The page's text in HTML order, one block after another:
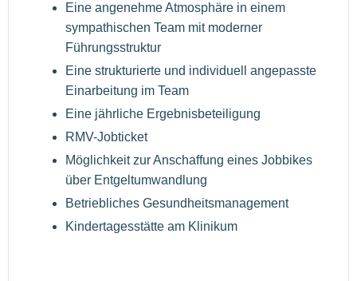
Eine angenehme Atmosphäre in einem
sympathischen Team mit moderner
Führungsstruktur
Eine strukturierte und individuell angepasste
Einarbeitung im Team
Eine jährliche Ergebnisbeteiligung
RMV-Jobticket
Möglichkeit zur Anschaffung eines Jobbikes
über Entgeltumwandlung
Betriebliches Gesundheitsmanagement
Kindertagesstätte am Klinikum